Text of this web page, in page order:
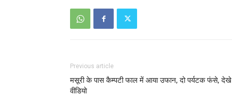
Previous article
मसूरी के पास कैम्पटी फाल में आया उफान, दो पर्यटक फंसे, देखे
वीडियो